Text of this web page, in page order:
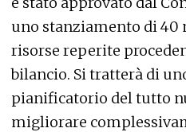
uno stanziamento di 40
risorse reperite
bilancio. Si tratterà di
pianificatorio del tutto
migliorare